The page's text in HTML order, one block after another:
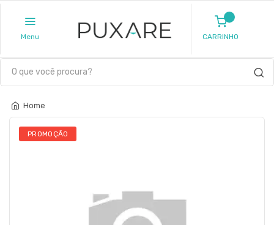
Menu CARRINHO
Home
PROMOÇÃO